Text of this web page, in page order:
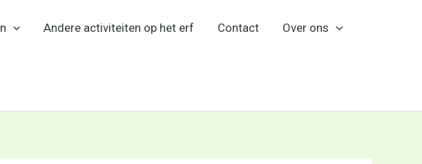
Andere activiteiten op het erf Contact Over ons